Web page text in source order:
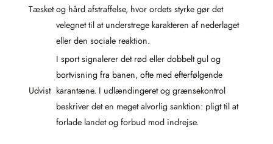
Tæsket og hård afstraffelse, hvor ordets styrke gør det
velegnet til at understrege karakteren af nederlaget
eller den sociale reaktion.
Udvist
I sport signalerer det rød eller dobbelt gul og
bortvisning fra banen, ofte med efterfølgende
karantæne. I udlændingeret og grænsekontrol
beskriver det en meget alvorlig sanktion: pligt til at
forlade landet og forbud mod indrejse.